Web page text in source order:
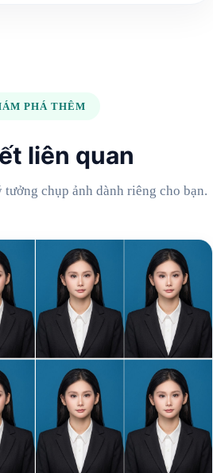
PHÁ THÊM
liên quan
chụp ảnh dành riêng cho bạn.